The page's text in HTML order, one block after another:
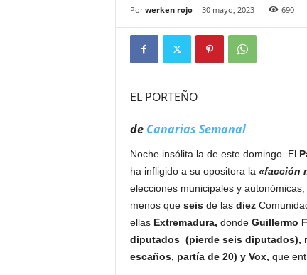
Por werken rojo- 30 mayo, 2023 690
EL PORTEÑO
de Canarias Semanal
Noche insólita la de este domingo. El
ha infligido a su opositora la «facción
elecciones municipales y
menos que seisde las diez
ellas Extremadura, donde Guillermo
diputados (pierde seis diputados),
escaños, partía de 20) y Vox, que